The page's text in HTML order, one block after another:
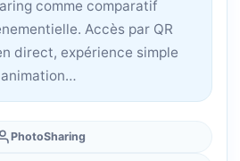
comme comparatif
Accès par QR
direct, expérience simple
PhotoSharing